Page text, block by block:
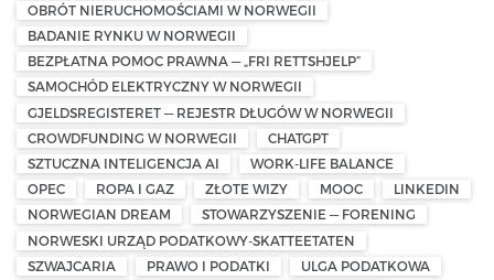
OBRÓT NIERUCHOMOŚCIAMI W NORWEGII
BADANIE RYNKU W NORWEGII
BEZPŁATNA POMOC PRAWNA — „FRI RETTSHJELP”
SAMOCHÓD ELEKTRYCZNY W NORWEGII
GJELDSREGISTERET — REJESTR DŁUGÓW W NORWEGII
CROWDFUNDING W NORWEGII
CHATGPT
SZTUCZNA INTELIGENCJA AI
WORK-LIFE BALANCE
OPEC
ROPA I GAZ ZŁOTE WIZY MOOC
LINKEDIN
NORWEGIAN DREAM
STOWARZYSZENIE — FORENING
NORWESKI URZĄD PODATKOWY-SKATTEETATEN
SZWAJCARIA
PRAWO I PODATKI
ULGA PODATKOWA